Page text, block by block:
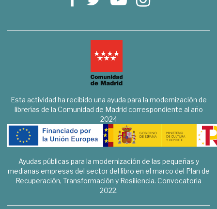
Esta actividad ha recibido una ayuda para la modernización de
librerías de la Comunidad de Madrid correspondiente al año
2024
Ayudas públicas para la modernización de las pequeñas y
medianas empresas del sector del libro en el marco del Plan de
Recuperación, Transformación y Resiliencia. Convocatoria
2022.